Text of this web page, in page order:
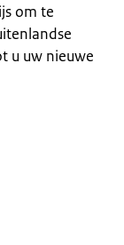
om te
u uw nieuwe